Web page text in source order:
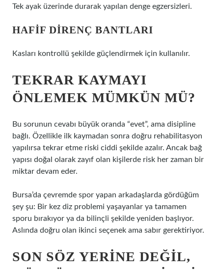
Tek ayak üzerinde durarak yapılan denge egzersizleri.
HAFIF DIRENÇ BANTLARI
Kasları kontrollü şekilde güçlendirmek için kullanılır.
TEKRAR KAYMAYI
ÖNLEMEK MÜMKÜN MÜ?
Bu sorunun cevabı büyük oranda “evet”, ama disipline
bağlı. Özellikle ilk kaymadan sonra doğru rehabilitasyon
yapılırsa tekrar etme riski ciddi şekilde azalır. Ancak bağ
yapısı doğal olarak zayıf olan kişilerde risk her zaman bir
miktar devam eder.
Bursa’da çevremde spor yapan arkadaşlarda gördüğüm
şey şu: Bir kez diz problemi yaşayanlar ya tamamen
sporu bırakıyor ya da bilinçli şekilde yeniden başlıyor.
Aslında doğru olan ikinci seçenek ama sabır gerektiriyor.
SON SÖZ YERINE DEĞIL,